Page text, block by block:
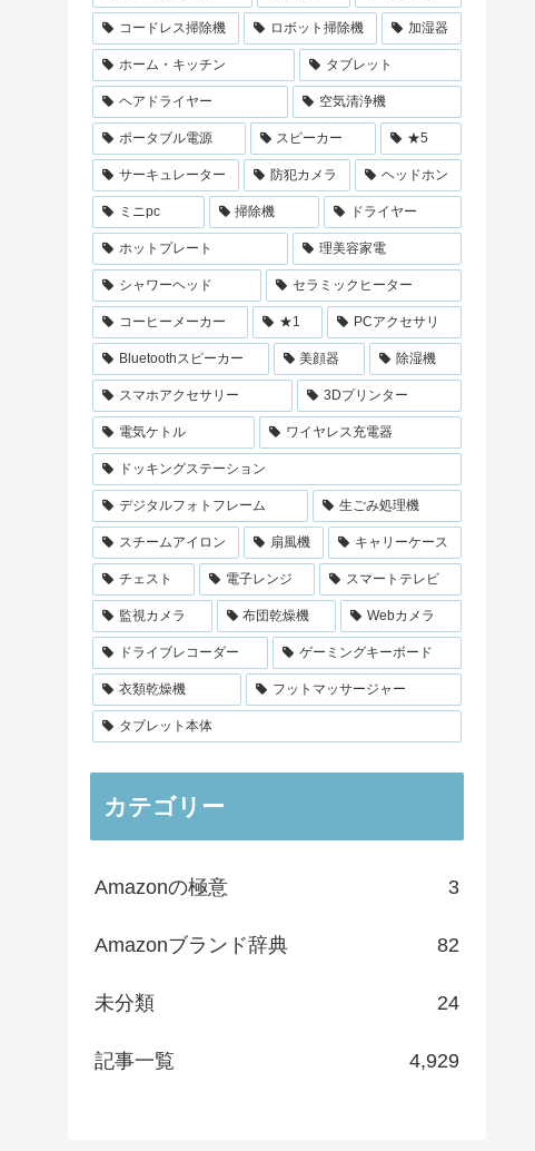
コードレス掃除機 ロボット掃除機 加湿器
ホーム・キッチン タブレット
ヘアドライヤー 空気清浄機
ポータブル電源 スピーカー ★5
サーキュレーター 防犯カメラ ヘッドホン
ミニpc 掃除機 ドライヤー
ホットプレート 理美容家電
シャワーヘッド セラミックヒーター
コーヒーメーカー ★1 PCアクセサリ
Bluetoothスピーカー 美顔器 除湿機
スマホアクセサリー 3Dプリンター
電気ケトル ワイヤレス充電器
ドッキングステーション
デジタルフォトフレーム 生ごみ処理機
スチームアイロン 扇風機 キャリーケース
チェスト 電子レンジ スマートテレビ
監視カメラ 布団乾燥機 Webカメラ
ドライブレコーダー ゲーミングキーボード
衣類乾燥機 フットマッサージャー
タブレット本体
カテゴリー
Amazonの極意 3
Amazonブランド辞典 82
未分類 24
記事一覧 4,929